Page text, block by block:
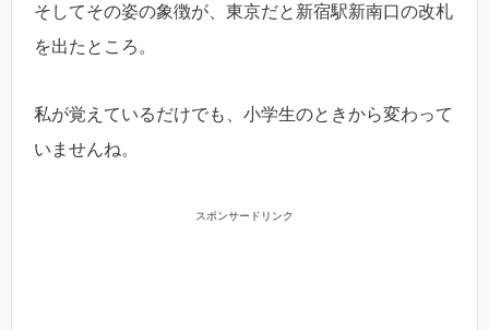
そしてその姿の象徴が、東京だと新宿駅新南口の改札
を出たところ。
私が覚えているだけでも、小学生のときから変わって
いませんね。
スポンサードリンク